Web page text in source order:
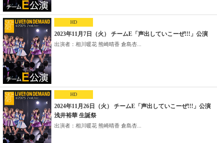
HD
2023年11月7日（火） チームE「声出していこーぜ!!!」公演
出演者：相川暖花 熊崎晴香 倉島杏...
HD
2024年11月26日（火） チームE「声出していこーぜ!!!」公演
浅井裕華 生誕祭
出演者：相川暖花 熊崎晴香 倉島杏...